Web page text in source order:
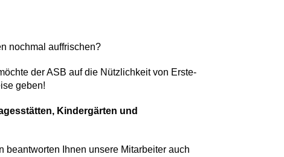
nochmal auffrischen?
der ASB auf die Nützlichkeit von Erste-
geben!
Kindergärten und
Ihnen unsere Mitarbeiter auch